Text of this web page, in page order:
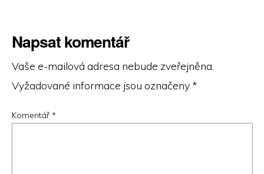
Napsat komentář
Vaše e-mailová adresa nebude zveřejněna.
Vyžadované informace jsou označeny *
Komentář *